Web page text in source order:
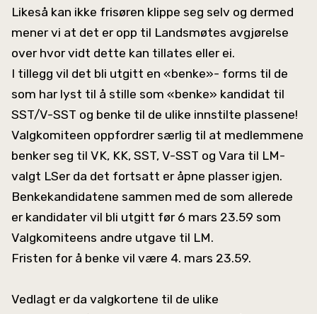
Likeså kan ikke frisøren klippe seg selv og dermed
mener vi at det er opp til Landsmøtes avgjørelse
over hvor vidt dette kan tillates eller ei.
I tillegg vil det bli utgitt en «benke»- forms til de
som har lyst til å stille som «benke» kandidat til
SST/V-SST og benke til de ulike innstilte plassene!
Valgkomiteen oppfordrer særlig til at medlemmene
benker seg til VK, KK, SST, V-SST og Vara til LM-
valgt LSer da det fortsatt er åpne plasser igjen.
Benkekandidatene sammen med de som allerede
er kandidater vil bli utgitt før 6 mars 23.59 som
Valgkomiteens andre utgave til LM.
Fristen for å benke vil være 4. mars 23.59.
Vedlagt er da valgkortene til de ulike